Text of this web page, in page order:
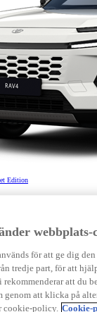
Edition
webbplats-
för att ge dig
tredje part, för att
rekommenderar att du
genom att klicka på
cookie-policy. Cookie-